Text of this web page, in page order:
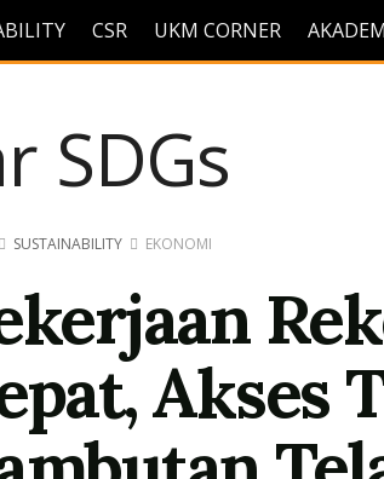
CSR UKM CORNER
SUSTAINABILITY EKONOMI
Akses